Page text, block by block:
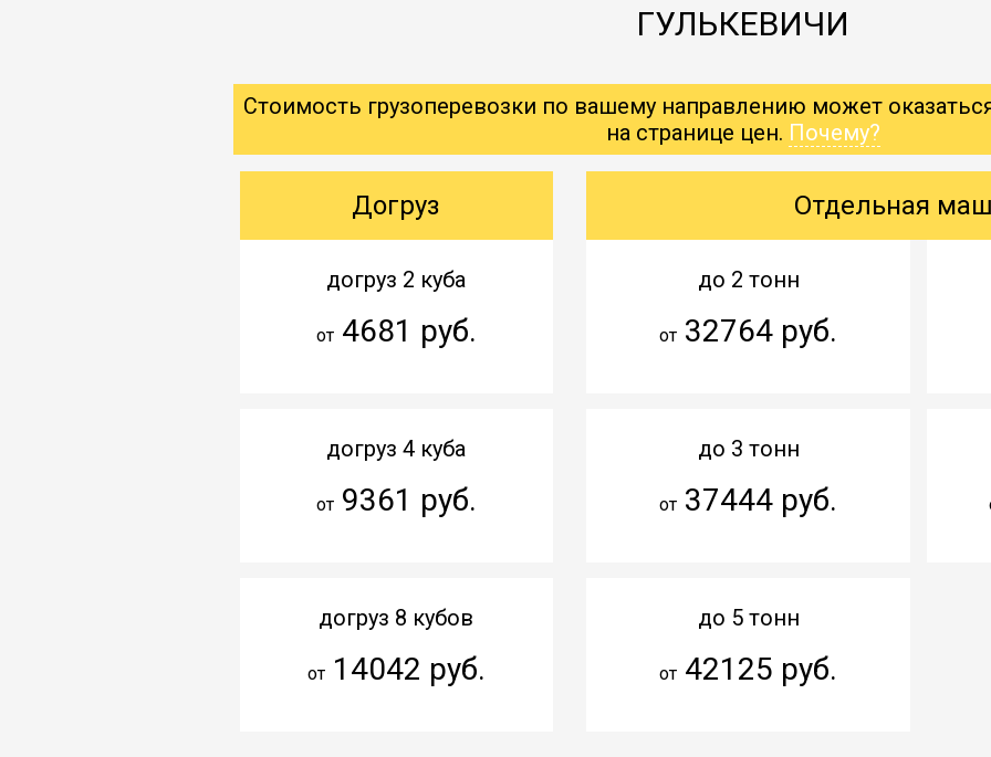
ГУЛЬКЕВИЧИ
Стоимость грузоперевозки по вашему направлению может
на странице цен. Почему?
Догруз
догруз 2 куба
от4681 руб.
догруз 4 куба
от9361 руб.
догруз 8 кубов
от14042 руб.
Отдельная
до 2 тонн
от 32764 руб.
до 3 тонн
от 37444 руб.
до 5 тонн
от 42125 руб.